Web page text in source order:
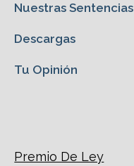
Nuestras Sentencias
Descargas
Tu Opinión
Premio De Ley